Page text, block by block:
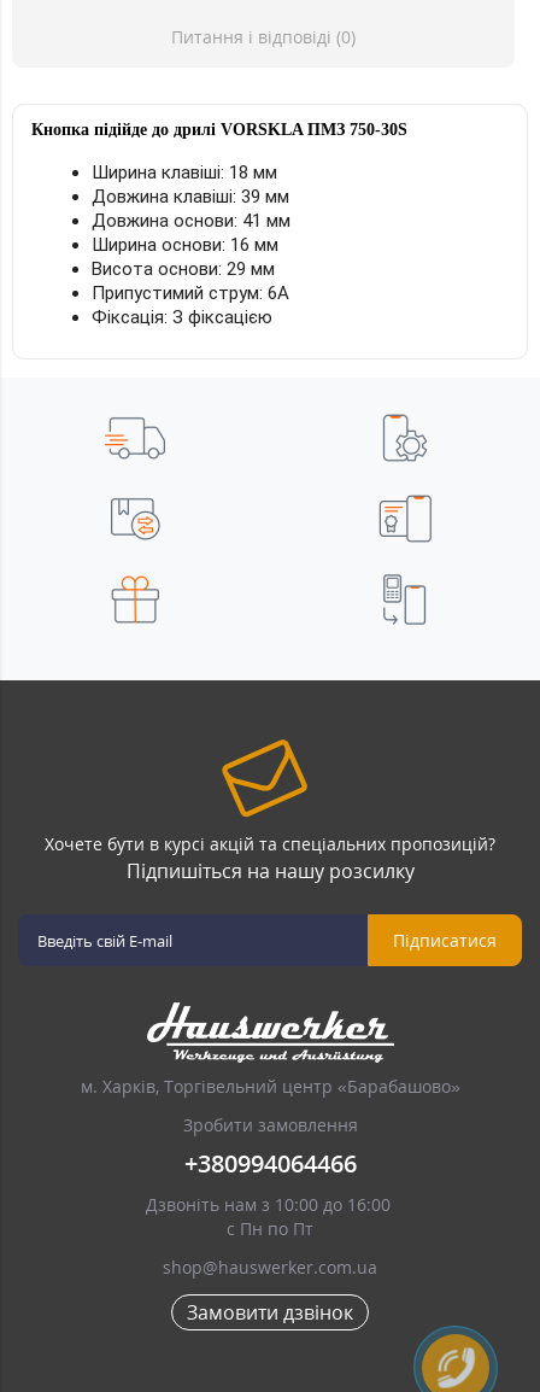
Питання і відповіді (0)
Кнопка підійде до дрилі VORSKLA ПМЗ 750-30S
Ширина клавіші: 18 мм
Довжина клавіші: 39 мм
Довжина основи: 41 мм
Ширина основи: 16 мм
Висота основи: 29 мм
Припустимий струм: 6А
Фіксація: З фіксацією
Хочете бути в курсі акцій та спеціальних пропозицій?
Підпишіться на нашу розсилку
Підписатися
м. Харків, Торгівельний центр «Барабашово»
Зробити замовлення
+380994064466
Дзвоніть нам з 10:00 до 16:00
с Пн по Пт
shop@hauswerker.com.ua
Замовити дзвінок